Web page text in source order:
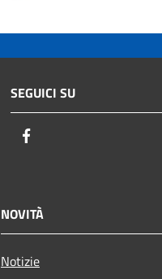
SEGUICI SU
NOVITÀ
Notizie